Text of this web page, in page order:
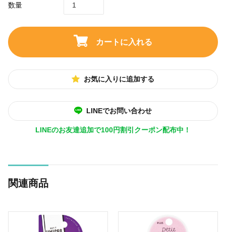
数量
カートに入れる
お気に入りに追加する
LINEでお問い合わせ
LINEのお友達追加で100円割引クーポン配布中！
関連商品